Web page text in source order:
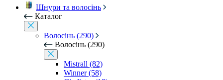
Шнури та волосінь
Каталог
Волосінь (290)
Волосінь (290)
Mistrall (82)
Winner (58)